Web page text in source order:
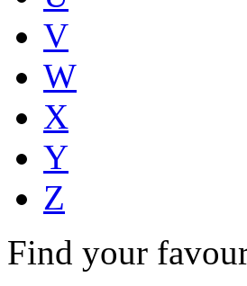
V
W
X
Y
Z
Find your